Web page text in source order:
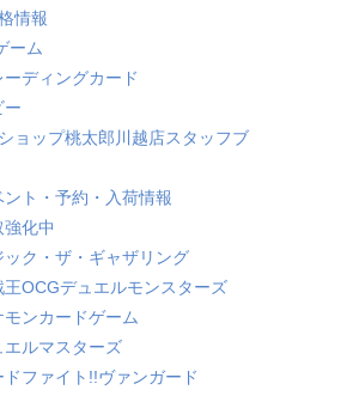
情報
ーム
ーディングカード
ー
ョップ桃太郎川越店スタッフブ
ント・予約・入荷情報
強化中
ック・ザ・ギャザリング
王OCGデュエルモンスターズ
モンカードゲーム
エルマスターズ
ドファイト!!ヴァンガード